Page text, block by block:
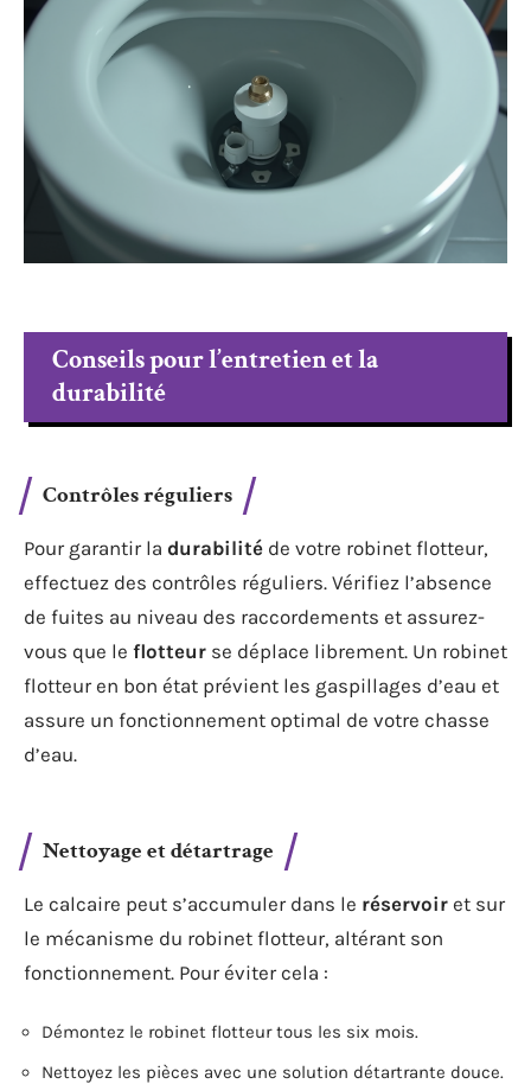
Conseils pour l’entretien et la
durabilité
Contrôles réguliers
Pour garantir la durabilité de votre robinet flotteur,
effectuez des contrôles réguliers. Vérifiez l’absence
de fuites au niveau des raccordements et assurez-
vous que le flotteur se déplace librement. Un robinet
flotteur en bon état prévient les gaspillages d’eau et
assure un fonctionnement optimal de votre chasse
d’eau.
Nettoyage et détartrage
Le calcaire peut s’accumuler dans le réservoir et sur
le mécanisme du robinet flotteur, altérant son
fonctionnement. Pour éviter cela :
Démontez le robinet flotteur tous les six mois.
Nettoyez les pièces avec une solution détartrante douce.